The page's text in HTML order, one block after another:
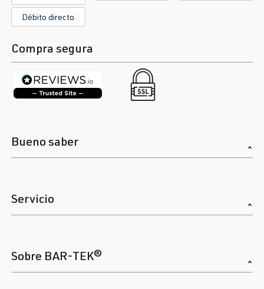
Débito directo
Compra segura
Bueno saber
Servicio
Sobre BAR-TEK®